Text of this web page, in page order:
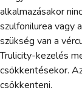
alkalmazásakor
szulfonilurea vagy
szükség van a
Trulicity-kezelés
csökkentésekor.
csökkenteni.